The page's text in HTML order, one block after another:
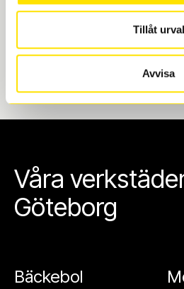
Tillåt urval
Avvisa
vi till att de uppfyller alla krav
Våra
Göteborg
Bäckebol